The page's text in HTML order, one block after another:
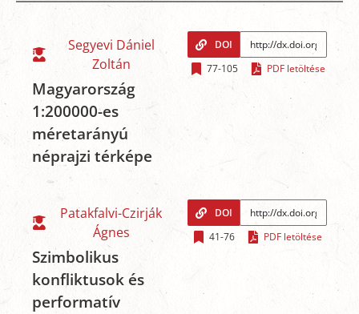
Segyevi Dániel
Zoltán
Magyarország
1:200000-es
méretarányú
néprajzi térképe
DOI
77-105
PDF letöltése
Patakfalvi-Czirják
Ágnes
Szimbolikus
konfliktusok és
performatív
DOI
41-76
PDF letöltése